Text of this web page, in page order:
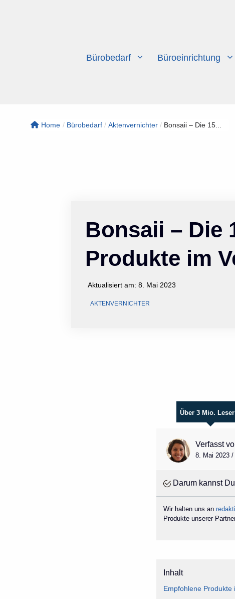
Bürobedarf Büroeinrichtung
Home / Bürobedarf / Aktenvernichter / Bonsaii – Die 15...
Bonsaii – Die
Produkte im
Aktualisiert am:8. Mai 2023
AKTENVERNICHTER
Über 3 Mio. Leser
Verfasst
8. Mai 2023
Darum kannst
Wir halten uns an
Produkte unserer
Inhalt
Empfohlene Produkte